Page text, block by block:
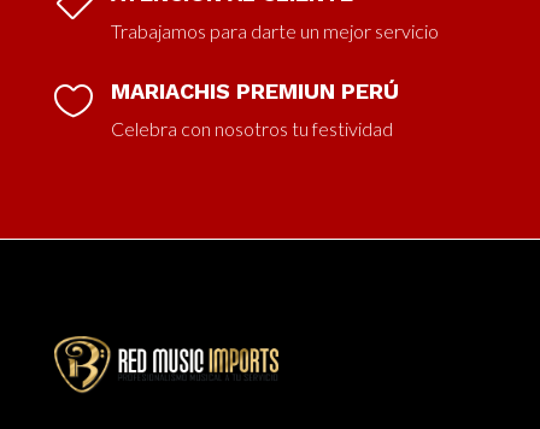
Trabajamos para darte un mejor servicio
 MARIACHIS PREMIUN PERÚ
Celebra con nosotros tu festividad